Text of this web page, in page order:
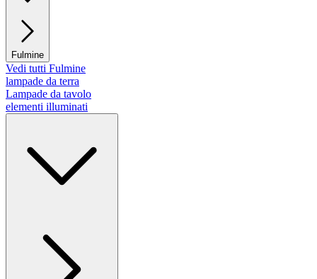
Fulmine
Vedi tutti Fulmine
lampade da terra
Lampade da tavolo
elementi illuminati